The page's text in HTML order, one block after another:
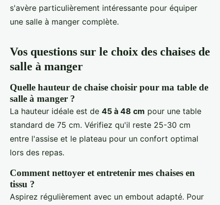
s'avère particulièrement intéressante pour équiper
une salle à manger complète.
Vos questions sur le choix des chaises de
salle à manger
Quelle hauteur de chaise choisir pour ma table de
salle à manger ?
La hauteur idéale est de 45 à 48 cm pour une table
standard de 75 cm. Vérifiez qu'il reste 25-30 cm
entre l'assise et le plateau pour un confort optimal
lors des repas.
Comment nettoyer et entretenir mes chaises en
tissu ?
Aspirez régulièrement avec un embout adapté. Pour